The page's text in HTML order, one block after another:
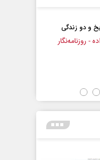
چرایی عقب‌نشینی ترامپ؟